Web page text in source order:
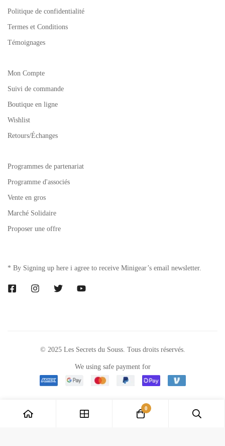
Politique de confidentialité
Termes et Conditions
Témoignages
Mon Compte
Suivi de commande
Boutique en ligne
Wishlist
Retours/Échanges
Programmes de partenariat
Programme d'associés
Vente en gros
Marché Solidaire
Proposer une offre
* By Signing up here i agree to receive Minigear’s email newsletter.
© 2025 Les Secrets du Souss. Tous droits réservés.
We using safe payment for
0